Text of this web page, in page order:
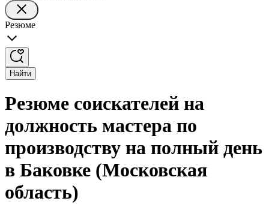
Резюме
Найти
Резюме соискателей на
должность мастера по
производству на полный день
в Баковке (Московская
область)